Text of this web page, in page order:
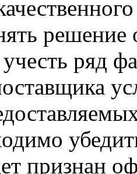
решение
ряд
признан